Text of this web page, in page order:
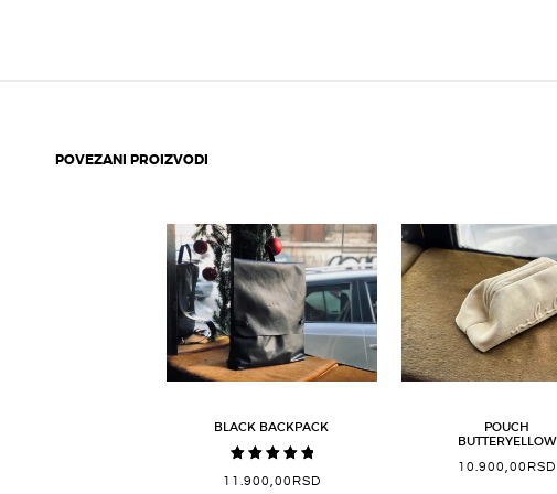
POVEZANI PROIZVODI
BLACK BACKPACK
sa5.00
11.900,00 RSD
POUCH
BUTTERYELLOW
10.900,00 RSD